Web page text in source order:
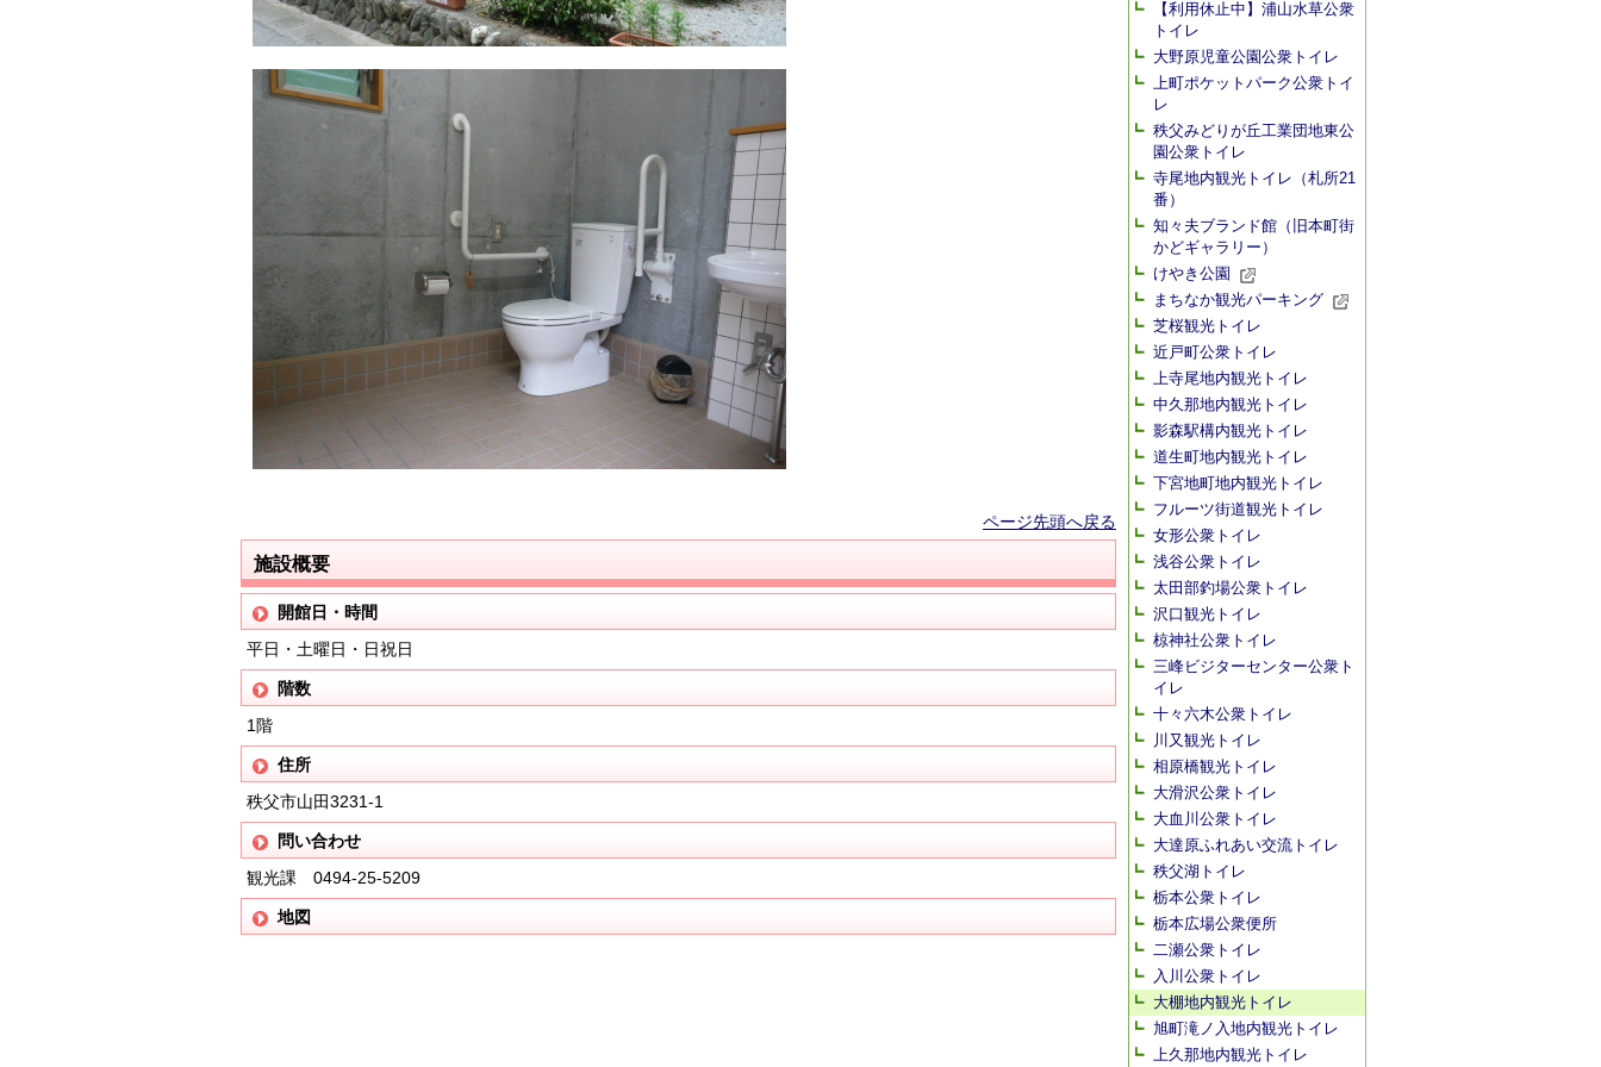
ページ先頭へ戻る
施設概要
開館日・時間
平日・土曜日・日祝日
階数
1階
住所
秩父市山田3231-1
問い合わせ
観光課 0494-25-5209
地図
【利用休止中】浦山水草公衆
トイレ
大野原児童公園公衆トイレ
上町ポケットパーク公衆トイ
レ
秩父みどりが丘工業団地東公
園公衆トイレ
寺尾地内観光トイレ（札所21
番）
知々夫ブランド館（旧本町街
かどギャラリー）
けやき公園
まちなか観光パーキング
芝桜観光トイレ
近戸町公衆トイレ
上寺尾地内観光トイレ
中久那地内観光トイレ
影森駅構内観光トイレ
道生町地内観光トイレ
下宮地町地内観光トイレ
フルーツ街道観光トイレ
女形公衆トイレ
浅谷公衆トイレ
太田部釣場公衆トイレ
沢口観光トイレ
椋神社公衆トイレ
三峰ビジターセンター公衆ト
イレ
十々六木公衆トイレ
川又観光トイレ
相原橋観光トイレ
大滑沢公衆トイレ
大血川公衆トイレ
大達原ふれあい交流トイレ
秩父湖トイレ
栃本公衆トイレ
栃本広場公衆便所
二瀬公衆トイレ
入川公衆トイレ
大棚地内観光トイレ
旭町滝ノ入地内観光トイレ
上久那地内観光トイレ